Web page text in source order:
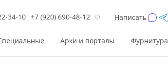
34-10 +7 (920) 690-48-12 Написать
Арки и порталы Фурнитура